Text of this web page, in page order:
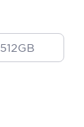
512GB